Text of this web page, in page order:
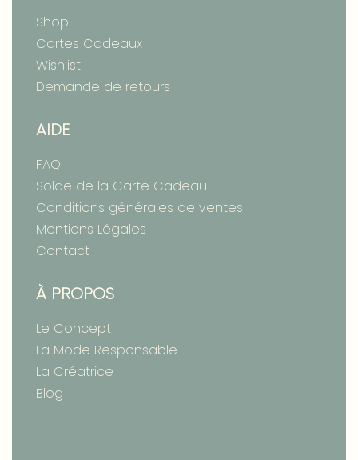
Shop
Cartes Cadeaux
Wishlist
Demande de retours
AIDE
FAQ
Solde de la Carte Cadeau
Conditions générales de ventes
Mentions Légales
Contact
À PROPOS
Le Concept
La Mode Responsable
La Créatrice
Blog